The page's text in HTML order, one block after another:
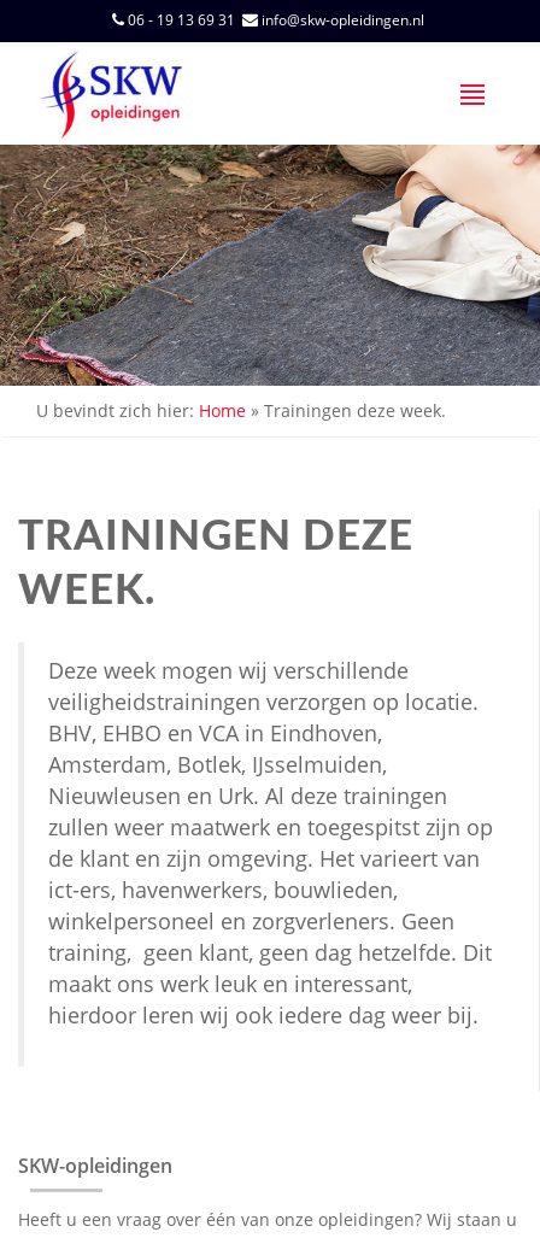
06 - 19 13 69 31 info@skw-opleidingen.nl
U bevindt zich hier: Home » Trainingen deze week.
TRAININGEN DEZE
WEEK.
Deze week mogen wij verschillende
veiligheidstrainingen verzorgen op locatie.
BHV, EHBO en VCA in Eindhoven,
Amsterdam, Botlek, IJsselmuiden,
Nieuwleusen en Urk. Al deze trainingen
zullen weer maatwerk en toegespitst zijn op
de klant en zijn omgeving. Het varieert van
ict-ers, havenwerkers, bouwlieden,
winkelpersoneel en zorgverleners. Geen
training, geen klant, geen dag hetzelfde. Dit
maakt ons werk leuk en interessant,
hierdoor leren wij ook iedere dag weer bij.
SKW-opleidingen
Heeft u een vraag over één van onze opleidingen? Wij staan u